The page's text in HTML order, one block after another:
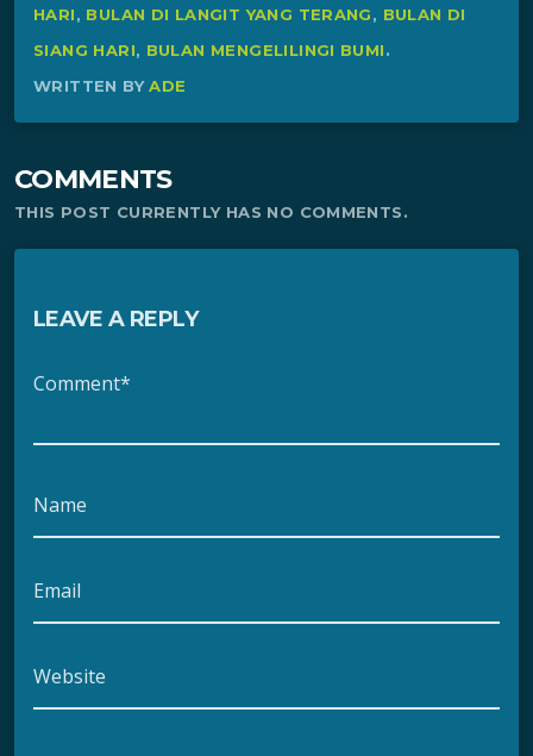
HARI, BULAN DI LANGIT YANG TERANG, BULAN DI
SIANG HARI, BULAN MENGELILINGI BUMI.
WRITTEN BYADE
COMMENTS
THIS POST CURRENTLY HAS NO COMMENTS.
LEAVE A REPLY
Comment*
Name
Email
Website